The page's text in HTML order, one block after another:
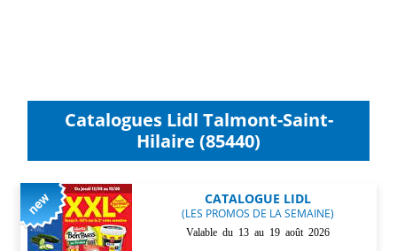
Catalogues Lidl Talmont-Saint-
Hilaire (85440)
CATALOGUE LIDL
(LES PROMOS DE LA SEMAINE)
Valable du 13 au 19 août 2026